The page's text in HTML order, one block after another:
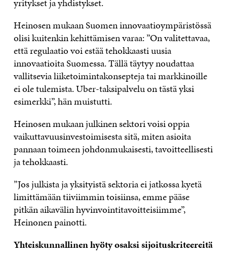
Heinosen mukaan Suomen innovaatioympäristössä
olisi kuitenkin kehittämisen varaa: ”On valitettavaa,
että regulaatio voi estää tehokkaasti uusia
innovaatioita Suomessa. Tällä täytyy noudattaa
vallitsevia liiketoimintakonsepteja tai markkinoille
ei ole tulemista. Uber-taksipalvelu on tästä yksi
esimerkki”, hän muistutti.
Heinosen mukaan julkinen sektori voisi oppia
vaikuttavuusinvestoimisesta sitä, miten asioita
pannaan toimeen johdonmukaisesti, tavoitteellisesti
ja tehokkaasti.
”Jos julkista ja yksityistä sektoria ei jatkossa kyetä
limittämään tiiviimmin toisiinsa, emme pääse
pitkän aikavälin hyvinvointitavoitteisiimme”,
Heinonen painotti.
Yhteiskunnallinen hyöty osaksi sijoituskriteereitä